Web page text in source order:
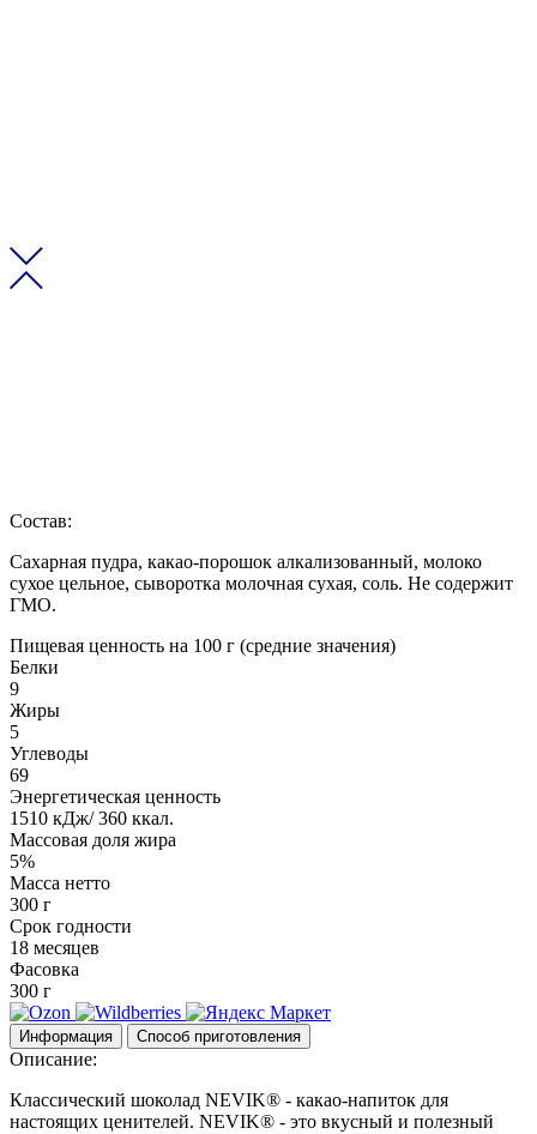
Состав:
Сахарная пудра, какао-порошок алкализованный, молоко
сухое цельное, сыворотка молочная сухая, соль. Не содержит
ГМО.
Пищевая ценность на 100 г (средние значения)
Белки
9
Жиры
5
Углеводы
69
Энергетическая ценность
1510 кДж/ 360 ккал.
Массовая доля жира
5%
Масса нетто
300 г
Срок годности
18 месяцев
Фасовка
300 г
Информация Способ приготовления
Описание:
Классический шоколад NEVIK® - какао-напиток для
настоящих ценителей. NEVIK® - это вкусный и полезный